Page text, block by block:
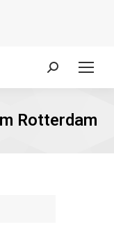
Zoeken:
Rotterdam